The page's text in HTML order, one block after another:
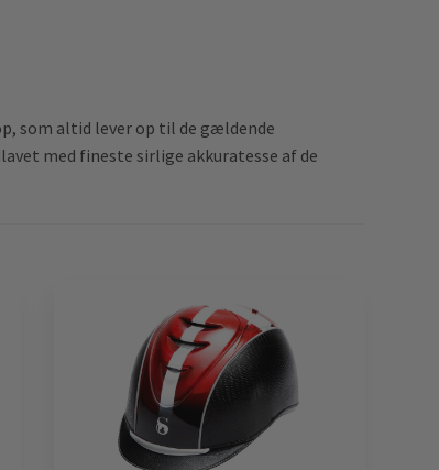
som altid lever op til de gældende
med fineste sirlige akkuratesse af de